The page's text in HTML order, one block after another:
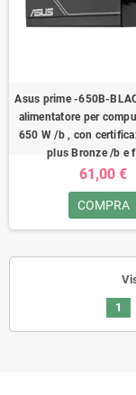
Asus prime -650B-
alimentatore per
650 W /b , con
plus Bronze /b e
61,00 €
COMPRA
1